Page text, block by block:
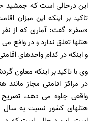
این درحالی است که جمشید
تاکید بر اینکه این میزان
«سفر» گفت: آماری که از
هتلها تعلق ندارد و در واقع
و اینکه در کدام واحدهای
وی با تاکید بر اینکه معاون
در مراکز اقامتی مجاز مانند
واقعی جلوه می دهد،